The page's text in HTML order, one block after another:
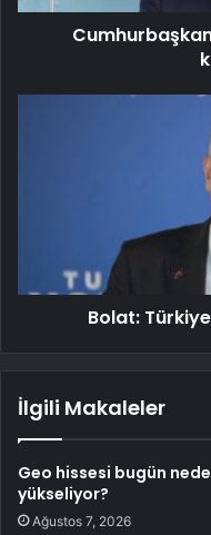
Bolat:
İlgili Makaleler
Geo hissesi bugün
yükseliyor?
Ağustos 7, 2026